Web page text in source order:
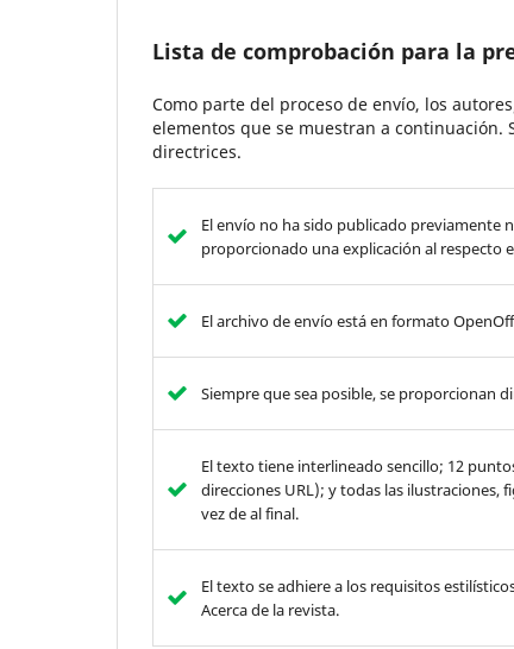
Lista de comprobación para la
Como parte del proceso de envío, los
elementos que se muestran a continuación.
directrices.
El envío no ha sido publicado previamente
proporcionado una explicación al respecto
El archivo de envío está en formato
Siempre que sea posible, se proporcionan
El texto tiene interlineado sencillo; 12
direcciones URL); y todas las ilustraciones,
vez de al final.
El texto se adhiere a los requisitos
Acerca de la revista.